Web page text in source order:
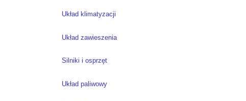
Układ klimatyzacji
Układ zawieszenia
Silniki i osprzęt
Układ paliwowy